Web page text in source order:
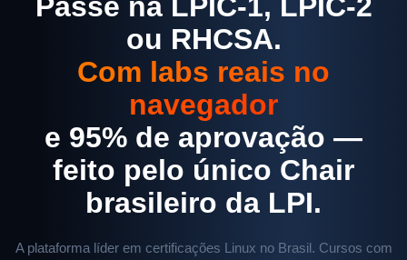
ou RHCSA.
Com labs reais no
navegador
e 95% de aprovação —
feito pelo único Chair
brasileiro da LPI.
A plataforma líder em certificações Linux no Brasil. Cursos com